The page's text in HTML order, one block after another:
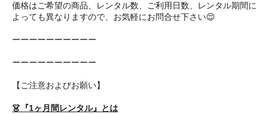
価格はご希望の商品、レンタル数、ご利用日数、レンタル期間に
よっても異なりますので、お気軽にお問合せ下さい😌
ーーーーーーーーーー
ーーーーーーーーーー
【ご注意およびお願い】
👗『1ヶ月間レンタル』とは